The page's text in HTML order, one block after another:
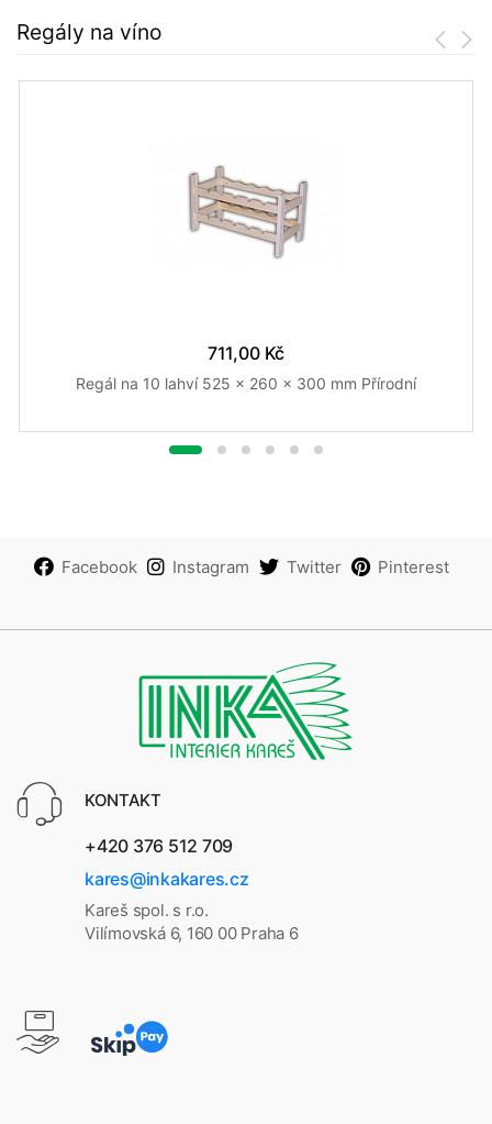
Regály na víno
711,00 Kč
Regál na 10 lahví 525 x 260 x 300 mm Přírodní
Facebook Instagram Twitter Pinterest
KONTAKT
+420 376 512 709
kares@inkakares.cz
Kareš spol. s r.o.
Vilímovská 6, 160 00 Praha 6